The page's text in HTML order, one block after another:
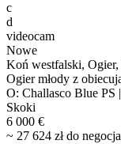
c
d
videocam
Nowe
Koń westfalski,
Ogier młody z
O: Challasco Blue
Skoki
6 000 €
~ 27 624 zł do